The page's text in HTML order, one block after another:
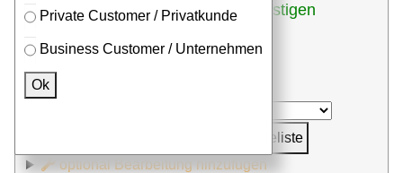
Private Customer / Privatkunde
Business Customer / Unternehmen
Ok
bei Zuschnitten (inkl. Sägeschnitt)
günstigen
⮮
in Anfrageliste
optional Bearbeitung hinzufügen